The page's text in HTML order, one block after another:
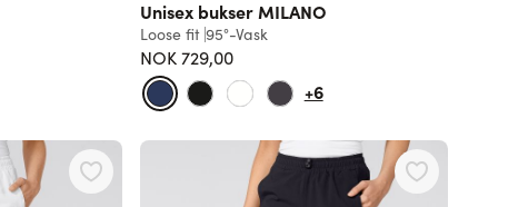
Unisex bukser MILANO
Loose fit 95°-Vask
NOK 729,00
+6